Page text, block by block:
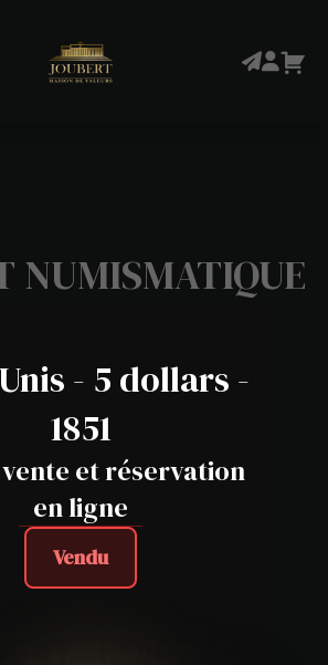
NUMISMATIQUE
- 5 dollars -
1851
et réservation
en ligne
Vendu